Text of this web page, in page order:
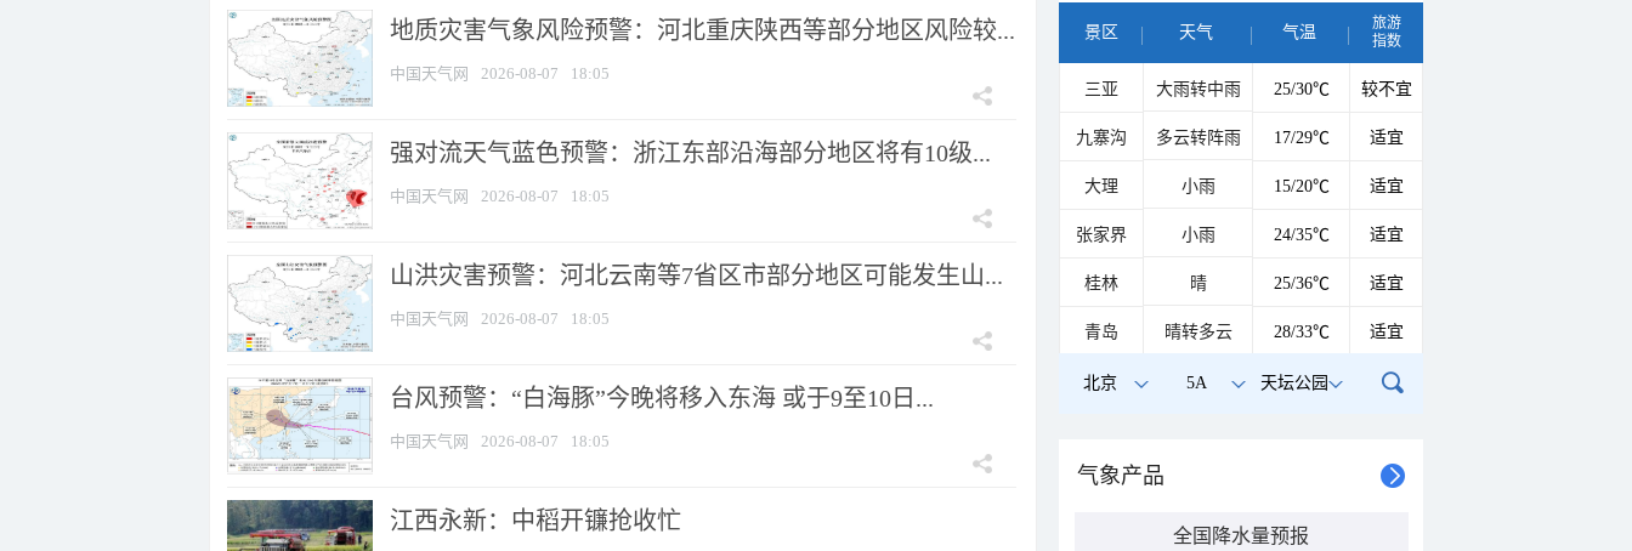
地质灾害气象风险预警：河北重庆陕西等部分地区风险较...
中国天气网 2026-08-07 18:05
强对流天气蓝色预警：浙江东部沿海部分地区将有10级...
中国天气网 2026-08-07 18:05
山洪灾害预警：河北云南等7省区市部分地区可能发生山...
中国天气网 2026-08-07 18:05
台风预警：“白海豚”今晚将移入东海 或于9至10日...
中国天气网 2026-08-07 18:05
江西永新：中稻开镰抢收忙
景区 天气 气温
旅游
指数
三亚 大雨转中雨 25/30℃ 较不宜
九寨沟 多云转阵雨 17/29℃ 适宜
大理 小雨 15/20℃ 适宜
张家界 小雨 24/35℃ 适宜
桂林 晴 25/36℃ 适宜
青岛 晴转多云 28/33℃ 适宜
北京 5A 天坛公园
气象产品
全国降水量预报